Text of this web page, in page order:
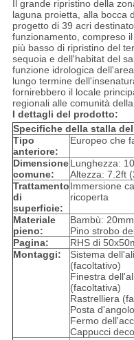
Il grande ripristino della
laguna proietta, alla bocca
progetto di 39 acri
funzionamento, compreso
più basso di ripristino del
sequoia e dell'habitat del
funzione idrologica
lungo termine
fornirebbero il locale
regionali alle comunità
I dettagli del prodotto:
Specifiche della stalla
Tipo
anteriore:
Europeo che
Dimensione
comune:
Lunghezza:
Altezza: 7.2ft
Trattamento
di
superficie:
Immersione
ricoperta
Materiale
pieno:
Bambù:
Pino strobo
Pagina:
RHS di
Montaggi:
Sistema
(facoltativo)
Finestra
(facoltativa)
Rastrelliera
Posta
Fermo
Cappucci